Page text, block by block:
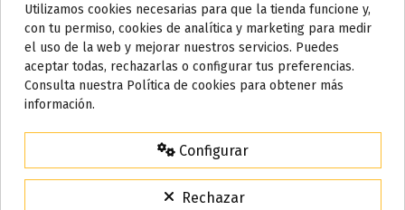
cargador ni ningún tipo de recambio.
número de caladasaproximadas que puede ofrecerte es
Selecciona elnivel de nicotina que más se adapte tus
necesidades,elige entre 0mg, 10mg ó 20mg.
Do not show again.
AVISO IMPORTANTE
Nos tomamos unos días
Todos los pedidos realizados desde el
15% de descuento
Para agradecerte la espera durante estos días.
Código:VACACIONES15
Utilizamos cookies necesarias para que la tienda funcione y,
con tu permiso, cookies de analítica y marketing para medir
el uso de la web y mejorar nuestros servicios. Puedes
aceptar todas, rechazarlas o configurar tus preferencias.
Consulta nuestra Política de cookies para obtener más
información.
Configurar
Rechazar